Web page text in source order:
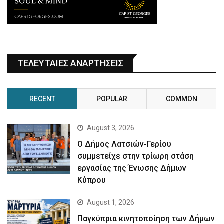
ΤΕΛΕΥΤΑΙΕΣ ΑΝΑΡΤΗΣΕΙΣ
RECENT POPULAR COMMON
August 3, 2026
Ο Δήμος Λατσιών-Γερίου
συμμετείχε στην τρίωρη στάση
εργασίας της Ένωσης Δήμων
Κύπρου
August 1, 2026
Παγκύπρια κινητοποίηση των Δήμων